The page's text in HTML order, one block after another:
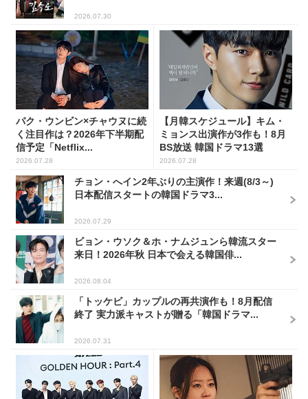
2026.07.30
パク・ウンビン×チャウヌに続
く注目作は？2026年下半期配
信予定「Netflix...
2026.07.28
【月韓スケジュール】キム・
ミョンス出演作が3作も！8月
BS放送 韓国ドラマ13選
2026.07.28
チョン・へイン2年ぶりの主演作！来週(8/3～)
日本配信スタートの韓国ドラマ3...
2026.07.29
ビョン・ウソク＆ホ・ナムジュンら韓流スター
来日！2026年秋 日本で会える韓国俳...
2026.08.04
「トッケビ」カップルの再共演作も！8月配信
終了 実力派キャストが贈る「韓国ドラマ...
2026.07.31